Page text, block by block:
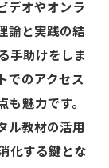
デオやオンラ
論と実践の結
手助けをしま
でのアクセス
魅力です。
ル教材の活用
化する鍵とな